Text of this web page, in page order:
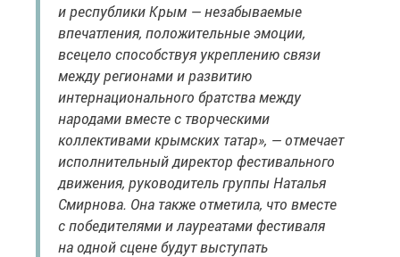
и республики Крым — незабываемые
впечатления, положительные эмоции,
всецело способствуя укреплению связи
между регионами и развитию
интернационального братства между
народами вместе с творческими
коллективами крымских татар», — отмечает
исполнительный директор фестивального
движения, руководитель группы Наталья
Смирнова. Она также отметила, что вместе
с победителями и лауреатами фестиваля
на одной сцене будут выступать